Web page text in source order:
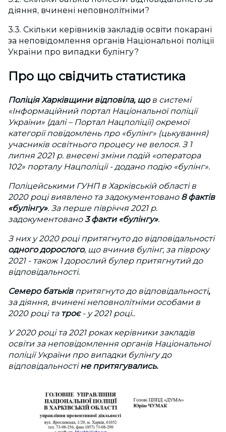
діяння, вчинені неповнолітніми?
3.3. Скільки керівників закладів освіти покарані
за неповідомлення органів Національної поліції
України про випадки булінгу?
Про що свідчить статистика
Поліція Харківщини відповіла, щов системі
«Інформаційний портал Національної поліції
України» (далі – Портал Нацполіції) окремої
категорії повідомлень про «булінг» (цькування)
учасників освітнього процесу не велося. З 1
липня 2021 р. внесені зміни подій «оператора
102» порталу Нацполіції - додано подію «булінг».
Поліцейськими ГУНП в Харківській області в
2020 році виявлено та задокументовано 8 фактів
«булінгу». За перше півріччя 2021 р.
задокументовано3 факти «булінгу».
З них у 2020 році притягнуто до відповідальності
одногодорослого, що вчинив булінг, за півроку
2021 - також 1 дорослий булер притягнутий до
відповідальності.
Семеро батьківпритягнуто до відповідальності,
за діяння, вчинені неповнолітніми особами в
2020 році та троє- у 2021 році..
У 2020 році та 2021 роках керівники закладів
освіти за неповідомлення органів Національної
поліції України про випадки булінгу до
відповідальностіне притягувались.